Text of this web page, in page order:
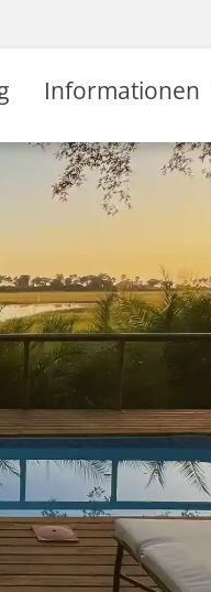
Informationen